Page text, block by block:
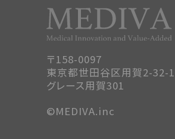
〒158-0097
東京都世田谷区用賀2-32-
グレース用賀301
©MEDIVA.inc